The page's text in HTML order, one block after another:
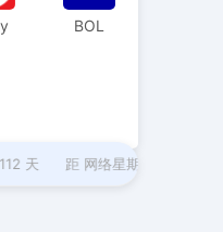
BOL
距 网络星期一还有